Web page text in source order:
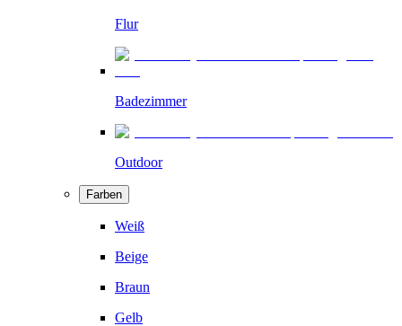
Flur
Badezimmer
Outdoor
Farben
Weiß
Beige
Braun
Gelb